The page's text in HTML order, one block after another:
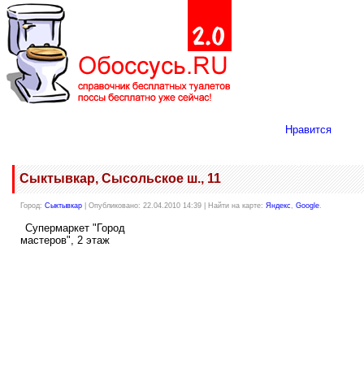
Нравится
Сыктывкар, Сысольское ш., 11
Город: Сыктывкар | Опубликовано: 22.04.2010 14:39 | Найти на карте: Яндекс , Google.
Супермаркет "Город
мастеров", 2 этаж